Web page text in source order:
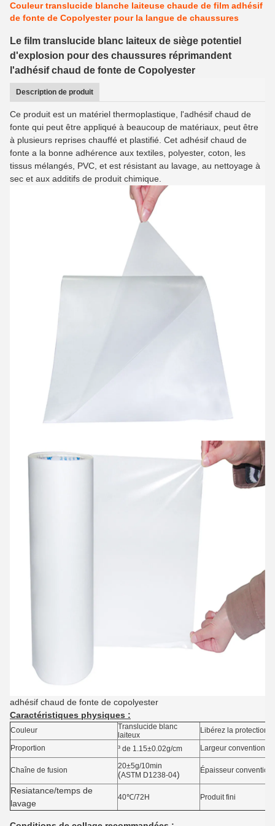
Couleur translucide blanche laiteuse chaude de film adhésif
de fonte de Copolyester pour la langue de chaussures
Le film translucide blanc laiteux de siège potentiel
d'explosion pour des chaussures réprimandent
l'adhésif chaud de fonte de Copolyester
Description de produit
Ce produit est un matériel thermoplastique, l'adhésif chaud de
fonte qui peut être appliqué à beaucoup de matériaux, peut être
à plusieurs reprises chauffé et plastifié. Cet adhésif chaud de
fonte a la bonne adhérence aux textiles, polyester, coton, les
tissus mélangés, PVC, et est résistant au lavage, au nettoyage à
sec et aux additifs de produit chimique.
adhésif chaud de fonte de copolyester
Caractéristiques physiques :
Couleur
Translucide blanc
laiteux
Libérez la protection
Proportion ³ de 1.15±0.02g/cm Largeur
Chaîne de fusion 20±5g/10min
(ASTM D1238-04) Épaisseur
Resiatance/temps de
lavage
40℃/72H Produit fini